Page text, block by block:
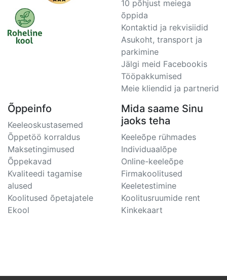
10 põhjust meiega
õppida
Kontaktid ja rekvisiidid
Asukoht, transport ja
parkimine
Jälgi meid Facebookis
Tööpakkumised
Meie kliendid ja partnerid
Õppeinfo
Keeleoskustasemed
Õppetöö korraldus
Maksetingimused
Õppekavad
Kvaliteedi tagamise
alused
Koolitused õpetajatele
Ekool
Mida saame Sinu
jaoks teha
Keeleõpe rühmades
Individuaalõpe
Online-keeleõpe
Firmakoolitused
Keeletestimine
Koolitusruumide rent
Kinkekaart